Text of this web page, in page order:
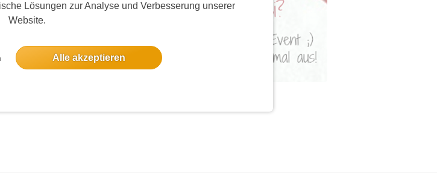
Lösungen zur Analyse und Verbesserung unserer
Website.
Alle akzeptieren